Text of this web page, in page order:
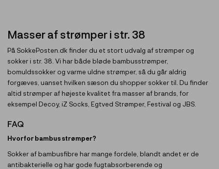
Masser af strømper i str. 38
På SokkePosten.dk finder du et stort udvalg af strømper og
sokker i str. 38. Vi har både bløde bambusstrømper,
bomuldssokker og varme uldne strømper, så du går aldrig
forgæves, uanset hvilken sæson du shopper sokker til. Du finder
altid strømper af højeste kvalitet fra masser af brands, for
eksempel Decoy, iZ Socks, Egtved Strømper, Festival og JBS.
FAQ
Hvorfor bambus strømper?
Sokker af bambusfibre har mange fordele, blandt andet er de
antibakterielle og har gode fugtabsorberende og